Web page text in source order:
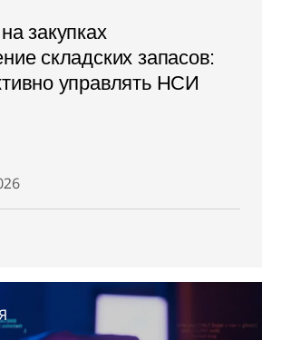
закупках
складских запасов:
управлять НСИ